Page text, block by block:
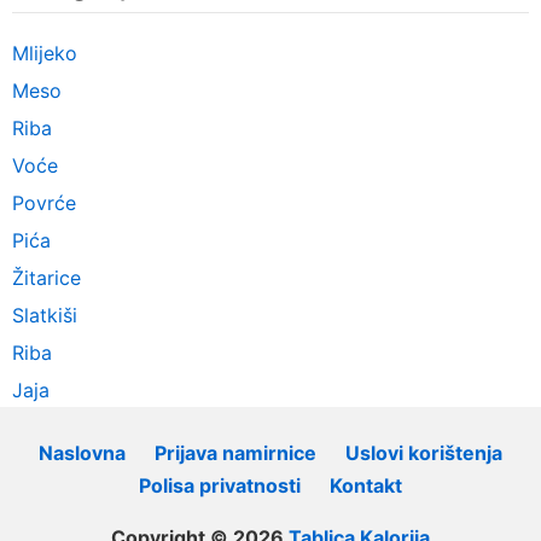
Mlijeko
Meso
Riba
Voće
Povrće
Pića
Žitarice
Slatkiši
Riba
Jaja
Naslovna Prijava namirnice
Uslovi korištenja
Polisa privatnosti
Kontakt